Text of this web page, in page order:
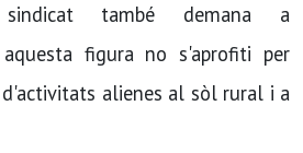
també demana a
figura no s'aprofiti per
alienes al sòl rural i a